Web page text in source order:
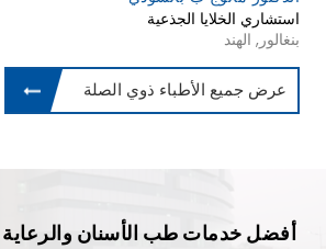
استشاري الخلايا الجذعية
بنغالور, الهند
عرض جميع الأطباء ذوي الصلة
أفضل خدمات طب الأسنان والرعاية